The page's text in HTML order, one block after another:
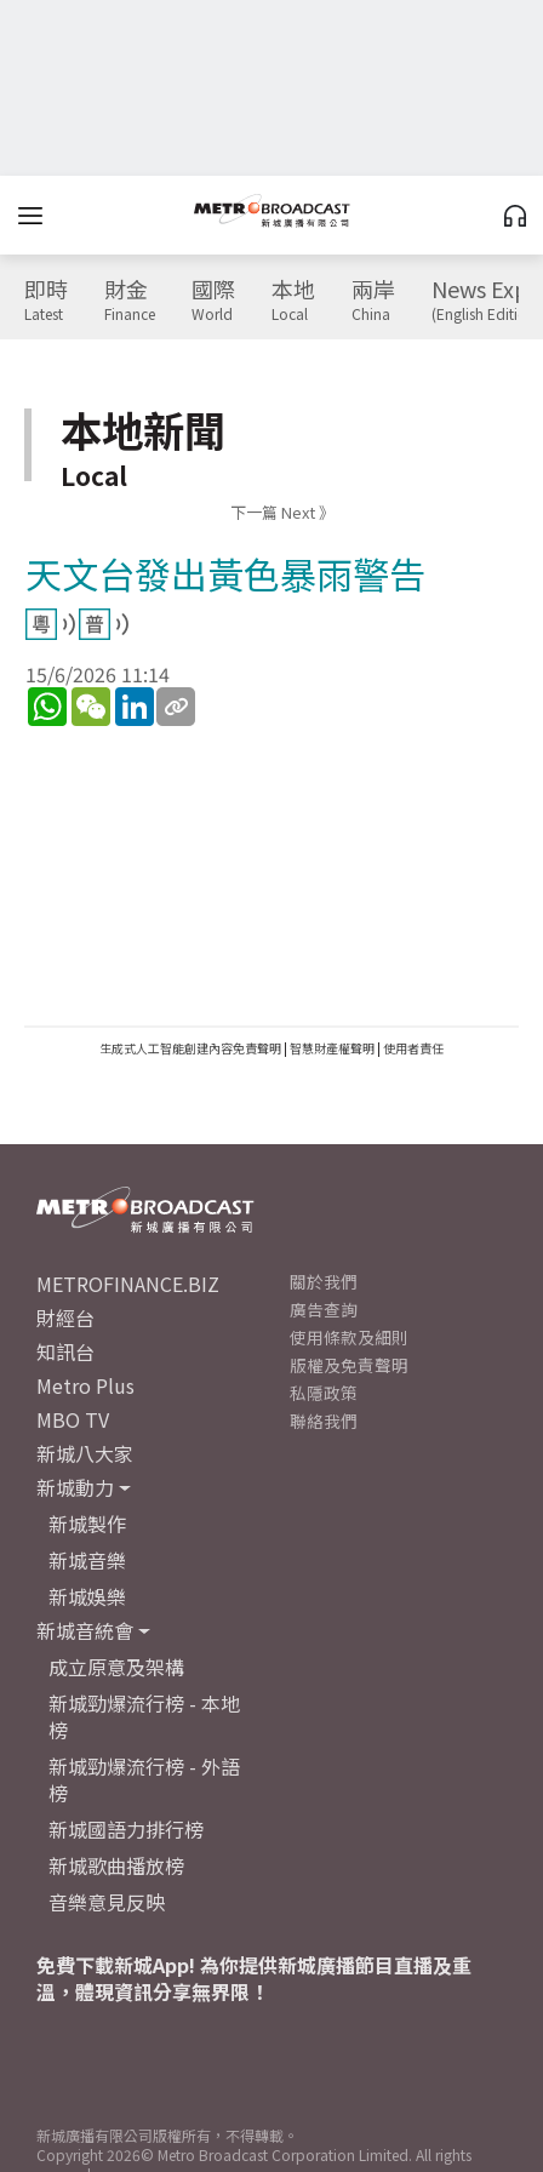
即時
Latest
財金
Finance
國際
World
本地
Local
兩岸
China
News
(English Edition)
本地新聞
Local
下一篇 Next 》
天文台發出黃色暴雨警告
15/6/2026 11:14
WhatsApp
WeChatLinkedIn
生成式人工智能創建內容免責聲明 | 智慧財產權聲明 | 使用者責任
METROFINANCE.BIZ
財經台
知訊台
Metro Plus
MBO TV
新城八大家
新城動力
新城製作
新城音樂
新城娛樂
新城音統會
成立原意及架構
新城勁爆流行榜 - 本地
榜
新城勁爆流行榜 - 外語
榜
新城國語力排行榜
新城歌曲播放榜
音樂意見反映
關於我們
廣告查詢
使用條款及細則
版權及免責聲明
私隱政策
聯絡我們
免費下載新城App! 為你提供新城廣播節目直播及重
溫，體現資訊分享無界限！
新城廣播有限公司版權所有，不得轉載。
Copyright 2026© Metro Broadcast Corporation Limited. All rights